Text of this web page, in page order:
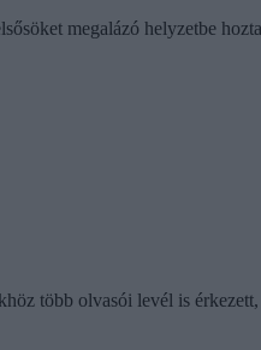
megalázó helyzetbe
több olvasói levél is